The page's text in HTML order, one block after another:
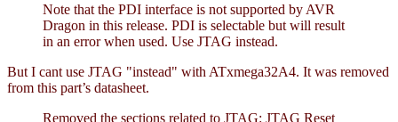
Note that the PDI interface is not supported by AVR
Dragon in this release. PDI is selectable but will result
in an error when used. Use JTAG instead.
But I cant use JTAG "instead" with ATxmega32A4. It was removed
from this part’s datasheet.
Removed the sections related to JTAG: JTAG Reset